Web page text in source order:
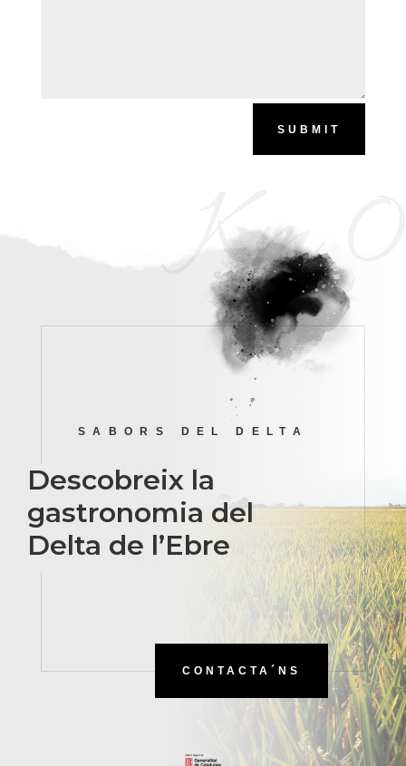
SUBMIT
Km 0
SABORS DEL DELTA
Descobreix la
gastronomia del
Delta de l’Ebre
CONTACTA´NS